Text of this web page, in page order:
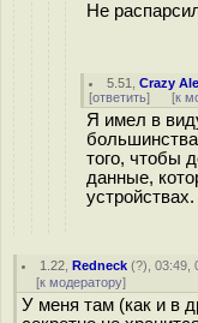
Не
5.51 ,Crazy
[ответить] [к
Я имел в
того, чтобы
данные,
устройствах.
1.22 ,Redneck (?), 03:49,
[к модератору]
У меня там (как и в